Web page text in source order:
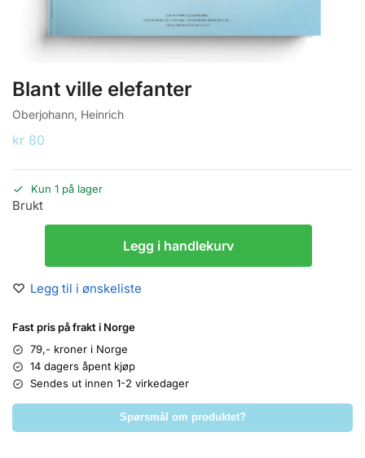
Blant ville elefanter
Oberjohann, Heinrich
kr 80
Kun 1 på lager
Brukt
Legg i handlekurv
Legg til i ønskeliste
Fast pris på frakt i Norge
79,- kroner i Norge
14 dagers åpent kjøp
Sendes ut innen 1-2 virkedager
Spørsmål om produktet?